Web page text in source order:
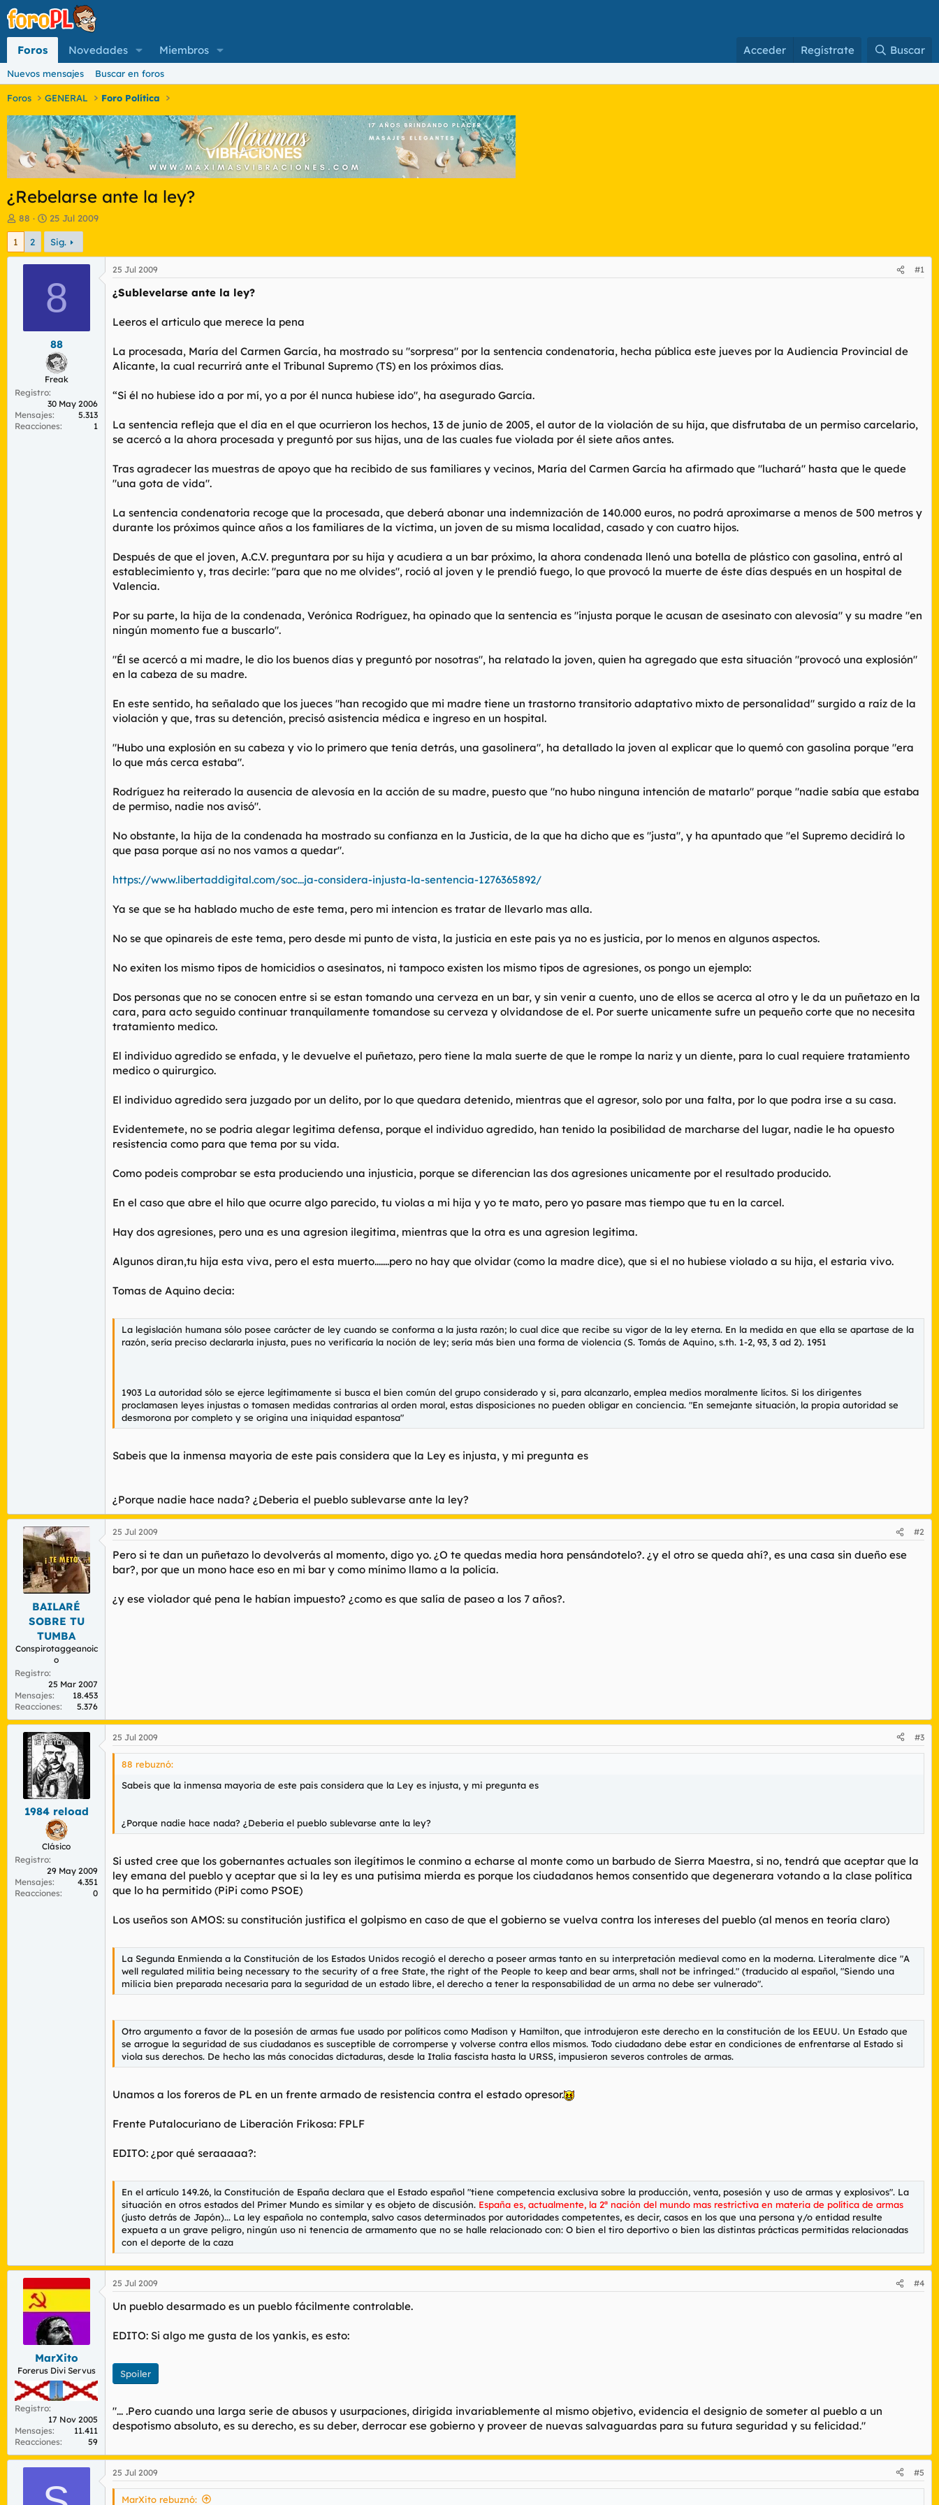
Foros Novedades Miembros Acceder Regístrate Buscar
Nuevos mensajes Buscar en foros
Foros GENERAL Foro Política
¿Rebelarse ante la ley?
I
n
c
d
m
88
F
e
c
h
a
e
i
i
c
i
o
25 Jul 2009
1 2 Sig.
8
88
Freak
Registro
30 May 2006
Mensajes
5.313
Reacciones
1
25 Jul 2009 #1
¿Sublevelarse ante la ley?
Leeros el articulo que merece la pena
La procesada, María del Carmen García, ha mostrado su "sorpresa" por la sentencia condenatoria, hecha pública este jueves por la Audiencia Provincial de
Alicante, la cual recurrirá ante el Tribunal Supremo (TS) en los próximos días.
“Si él no hubiese ido a por mí, yo a por él nunca hubiese ido", ha asegurado García.
La sentencia refleja que el día en el que ocurrieron los hechos, 13 de junio de 2005, el autor de la violación de su hija, que disfrutaba de un permiso carcelario,
se acercó a la ahora procesada y preguntó por sus hijas, una de las cuales fue violada por él siete años antes.
Tras agradecer las muestras de apoyo que ha recibido de sus familiares y vecinos, María del Carmen García ha afirmado que "luchará" hasta que le quede
"una gota de vida".
La sentencia condenatoria recoge que la procesada, que deberá abonar una indemnización de 140.000 euros, no podrá aproximarse a menos de 500 metros y
durante los próximos quince años a los familiares de la víctima, un joven de su misma localidad, casado y con cuatro hijos.
Después de que el joven, A.C.V. preguntara por su hija y acudiera a un bar próximo, la ahora condenada llenó una botella de plástico con gasolina, entró al
establecimiento y, tras decirle: "para que no me olvides", roció al joven y le prendió fuego, lo que provocó la muerte de éste días después en un hospital de
Valencia.
Por su parte, la hija de la condenada, Verónica Rodríguez, ha opinado que la sentencia es "injusta porque le acusan de asesinato con alevosía" y su madre "en
ningún momento fue a buscarlo".
"Él se acercó a mi madre, le dio los buenos días y preguntó por nosotras", ha relatado la joven, quien ha agregado que esta situación "provocó una explosión"
en la cabeza de su madre.
En este sentido, ha señalado que los jueces "han recogido que mi madre tiene un trastorno transitorio adaptativo mixto de personalidad" surgido a raíz de la
violación y que, tras su detención, precisó asistencia médica e ingreso en un hospital.
"Hubo una explosión en su cabeza y vio lo primero que tenía detrás, una gasolinera", ha detallado la joven al explicar que lo quemó con gasolina porque "era
lo que más cerca estaba".
Rodríguez ha reiterado la ausencia de alevosía en la acción de su madre, puesto que "no hubo ninguna intención de matarlo" porque "nadie sabía que estaba
de permiso, nadie nos avisó".
No obstante, la hija de la condenada ha mostrado su confianza en la Justicia, de la que ha dicho que es "justa", y ha apuntado que "el Supremo decidirá lo
que pasa porque así no nos vamos a quedar".
https://www.libertaddigital.com/soc...ja-considera-injusta-la-sentencia-1276365892/
Ya se que se ha hablado mucho de este tema, pero mi intencion es tratar de llevarlo mas alla.
No se que opinareis de este tema, pero desde mi punto de vista, la justicia en este pais ya no es justicia, por lo menos en algunos aspectos.
No exiten los mismo tipos de homicidios o asesinatos, ni tampoco existen los mismo tipos de agresiones, os pongo un ejemplo:
Dos personas que no se conocen entre si se estan tomando una cerveza en un bar, y sin venir a cuento, uno de ellos se acerca al otro y le da un puñetazo en la
cara, para acto seguido continuar tranquilamente tomandose su cerveza y olvidandose de el. Por suerte unicamente sufre un pequeño corte que no necesita
tratamiento medico.
El individuo agredido se enfada, y le devuelve el puñetazo, pero tiene la mala suerte de que le rompe la nariz y un diente, para lo cual requiere tratamiento
medico o quirurgico.
El individuo agredido sera juzgado por un delito, por lo que quedara detenido, mientras que el agresor, solo por una falta, por lo que podra irse a su casa.
Evidentemete, no se podria alegar legitima defensa, porque el individuo agredido, han tenido la posibilidad de marcharse del lugar, nadie le ha opuesto
resistencia como para que tema por su vida.
Como podeis comprobar se esta produciendo una injusticia, porque se diferencian las dos agresiones unicamente por el resultado producido.
En el caso que abre el hilo que ocurre algo parecido, tu violas a mi hija y yo te mato, pero yo pasare mas tiempo que tu en la carcel.
Hay dos agresiones, pero una es una agresion ilegitima, mientras que la otra es una agresion legitima.
Algunos diran,tu hija esta viva, pero el esta muerto.......pero no hay que olvidar (como la madre dice), que si el no hubiese violado a su hija, el estaria vivo.
Tomas de Aquino decia:
La legislación humana sólo posee carácter de ley cuando se conforma a la justa razón; lo cual dice que recibe su vigor de la ley eterna. En la medida en que ella se apartase de la
razón, sería preciso declararla injusta, pues no verificaría la noción de ley; sería más bien una forma de violencia (S. Tomás de Aquino, s.th. 1-2, 93, 3 ad 2). 1951
1903 La autoridad sólo se ejerce legítimamente si busca el bien común del grupo considerado y si, para alcanzarlo, emplea medios moralmente lícitos. Si los dirigentes
proclamasen leyes injustas o tomasen medidas contrarias al orden moral, estas disposiciones no pueden obligar en conciencia. "En semejante situación, la propia autoridad se
desmorona por completo y se origina una iniquidad espantosa"
Sabeis que la inmensa mayoria de este pais considera que la Ley es injusta, y mi pregunta es
¿Porque nadie hace nada? ¿Deberia el pueblo sublevarse ante la ley?
BAILARÉ
SOBRE TU
TUMBA
Conspirotaggeanoic
o
Registro
25 Mar 2007
Mensajes
18.453
Reacciones
5.376
25 Jul 2009 #2
Pero si te dan un puñetazo lo devolverás al momento, digo yo. ¿O te quedas media hora pensándotelo?. ¿y el otro se queda ahí?, es una casa sin dueño ese
bar?, por que un mono hace eso en mi bar y como mínimo llamo a la policía.
¿y ese violador qué pena le habían impuesto? ¿como es que salía de paseo a los 7 años?.
1984 reload
Clásico
Registro
29 May 2009
Mensajes
4.351
Reacciones
0
25 Jul 2009 #3
88 rebuznó:
Sabeis que la inmensa mayoria de este pais considera que la Ley es injusta, y mi pregunta es
¿Porque nadie hace nada? ¿Deberia el pueblo sublevarse ante la ley?
Si usted cree que los gobernantes actuales son ilegítimos le conmino a echarse al monte como un barbudo de Sierra Maestra, si no, tendrá que aceptar que la
ley emana del pueblo y aceptar que si la ley es una putisima mierda es porque los ciudadanos hemos consentido que degenerara votando a la clase política
que lo ha permitido (PiPi como PSOE)
Los useños son AMOS: su constitución justifica el golpismo en caso de que el gobierno se vuelva contra los intereses del pueblo (al menos en teoría claro)
La Segunda Enmienda a la Constitución de los Estados Unidos recogió el derecho a poseer armas tanto en su interpretación medieval como en la moderna. Literalmente dice "A
well regulated militia being necessary to the security of a free State, the right of the People to keep and bear arms, shall not be infringed." (traducido al español, "Siendo una
milicia bien preparada necesaria para la seguridad de un estado libre, el derecho a tener la responsabilidad de un arma no debe ser vulnerado".
Otro argumento a favor de la posesión de armas fue usado por políticos como Madison y Hamilton, que introdujeron este derecho en la constitución de los EEUU. Un Estado que
se arrogue la seguridad de sus ciudadanos es susceptible de corromperse y volverse contra ellos mismos. Todo ciudadano debe estar en condiciones de enfrentarse al Estado si
viola sus derechos. De hecho las más conocidas dictaduras, desde la Italia fascista hasta la URSS, impusieron severos controles de armas.
Unamos a los foreros de PL en un frente armado de resistencia contra el estado opresor.
Frente Putalocuriano de Liberación Frikosa: FPLF
EDITO: ¿por qué seraaaaa?:
En el artículo 149.26, la Constitución de España declara que el Estado español "tiene competencia exclusiva sobre la producción, venta, posesión y uso de armas y explosivos". La
situación en otros estados del Primer Mundo es similar y es objeto de discusión. España es, actualmente, la 2ª nación del mundo mas restrictiva en materia de política de armas
(justo detrás de Japón)... La ley española no contempla, salvo casos determinados por autoridades competentes, es decir, casos en los que una persona y/o entidad resulte
expueta a un grave peligro, ningún uso ni tenencia de armamento que no se halle relacionado con: O bien el tiro deportivo o bien las distintas prácticas permitidas relacionadas
con el deporte de la caza
MarXito
Forerus Divi Servus
Registro
17 Nov 2005
Mensajes
11.411
Reacciones
59
25 Jul 2009 #4
Un pueblo desarmado es un pueblo fácilmente controlable.
EDITO: Si algo me gusta de los yankis, es esto:
Spoiler
"... .Pero cuando una larga serie de abusos y usurpaciones, dirigida invariablemente al mismo objetivo, evidencia el designio de someter al pueblo a un
despotismo absoluto, es su derecho, es su deber, derrocar ese gobierno y proveer de nuevas salvaguardas para su futura seguridad y su felicidad."
25 Jul 2009 #5
MarXito rebuznó: